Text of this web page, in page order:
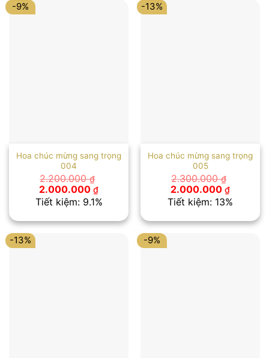
-9%
Hoa chúc mừng sang trọng
004
2.200.000₫
Giá
gốc
là:
2.000.000 ₫Giá
hiện
tại
2.000.000 ₫.
Tiết kiệm: 9.1%
-13%
Hoa chúc mừng sang trọng
005
2.300.000₫
Giá
gốc
là:
2.000.000 ₫Giá
hiện
tại
Tiết kiệm: 13%
-13% -9%